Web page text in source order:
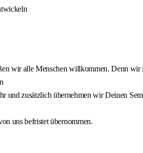
wir alle Menschen willkommen. Denn wir
und zusätzlich übernehmen wir Deinen
uns befristet übernommen.